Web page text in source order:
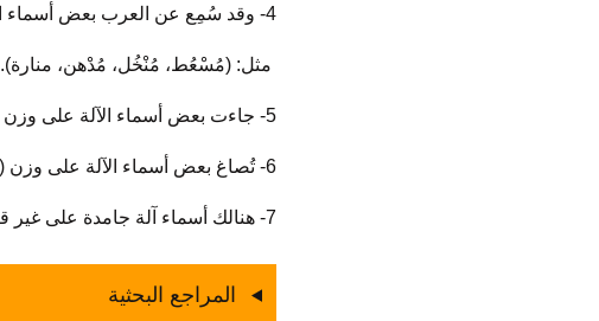
4- وقد سُمِع عن العرب بعض أسماء الآلة الشاذّة التي لا يُقاس عليها،
مثل: (مُسْعُط، مُنْخُل، مُدْهن، منارة).
5- جاءت بعض أسماء الآلة على وزن (مُفَعِّل، أو مُفَعِّلة) مثل: (مُحرِّك، مُسجِّلة).
6- تُصاغ بعض أسماء الآلة على وزن (فِعْلال) مثل: (تِلْفاز، قِسْطاس، جِلْباب).
7- هنالك أسماء آلة جامدة على غير قياس مثل: (القلم، السكين، الرمح، شوكة، جرس، درع).
المراجع البحثية